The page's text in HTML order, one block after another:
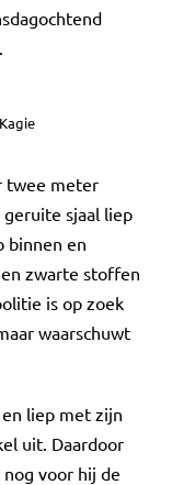
twee meter
sjaal liep
binnen en
zwarte stoffen
is op zoek
waarschuwt
liep met zijn
uit. Daardoor
voor hij de